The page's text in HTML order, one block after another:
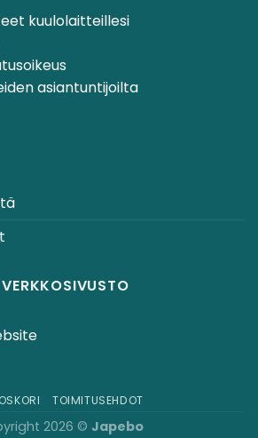
kuulolaitteillesi
asiantuntijoilta
TOIMITUSEHDOT
2026 © Japebo